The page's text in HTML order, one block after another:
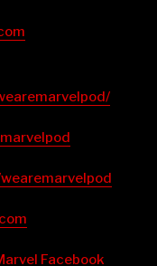
Facebook